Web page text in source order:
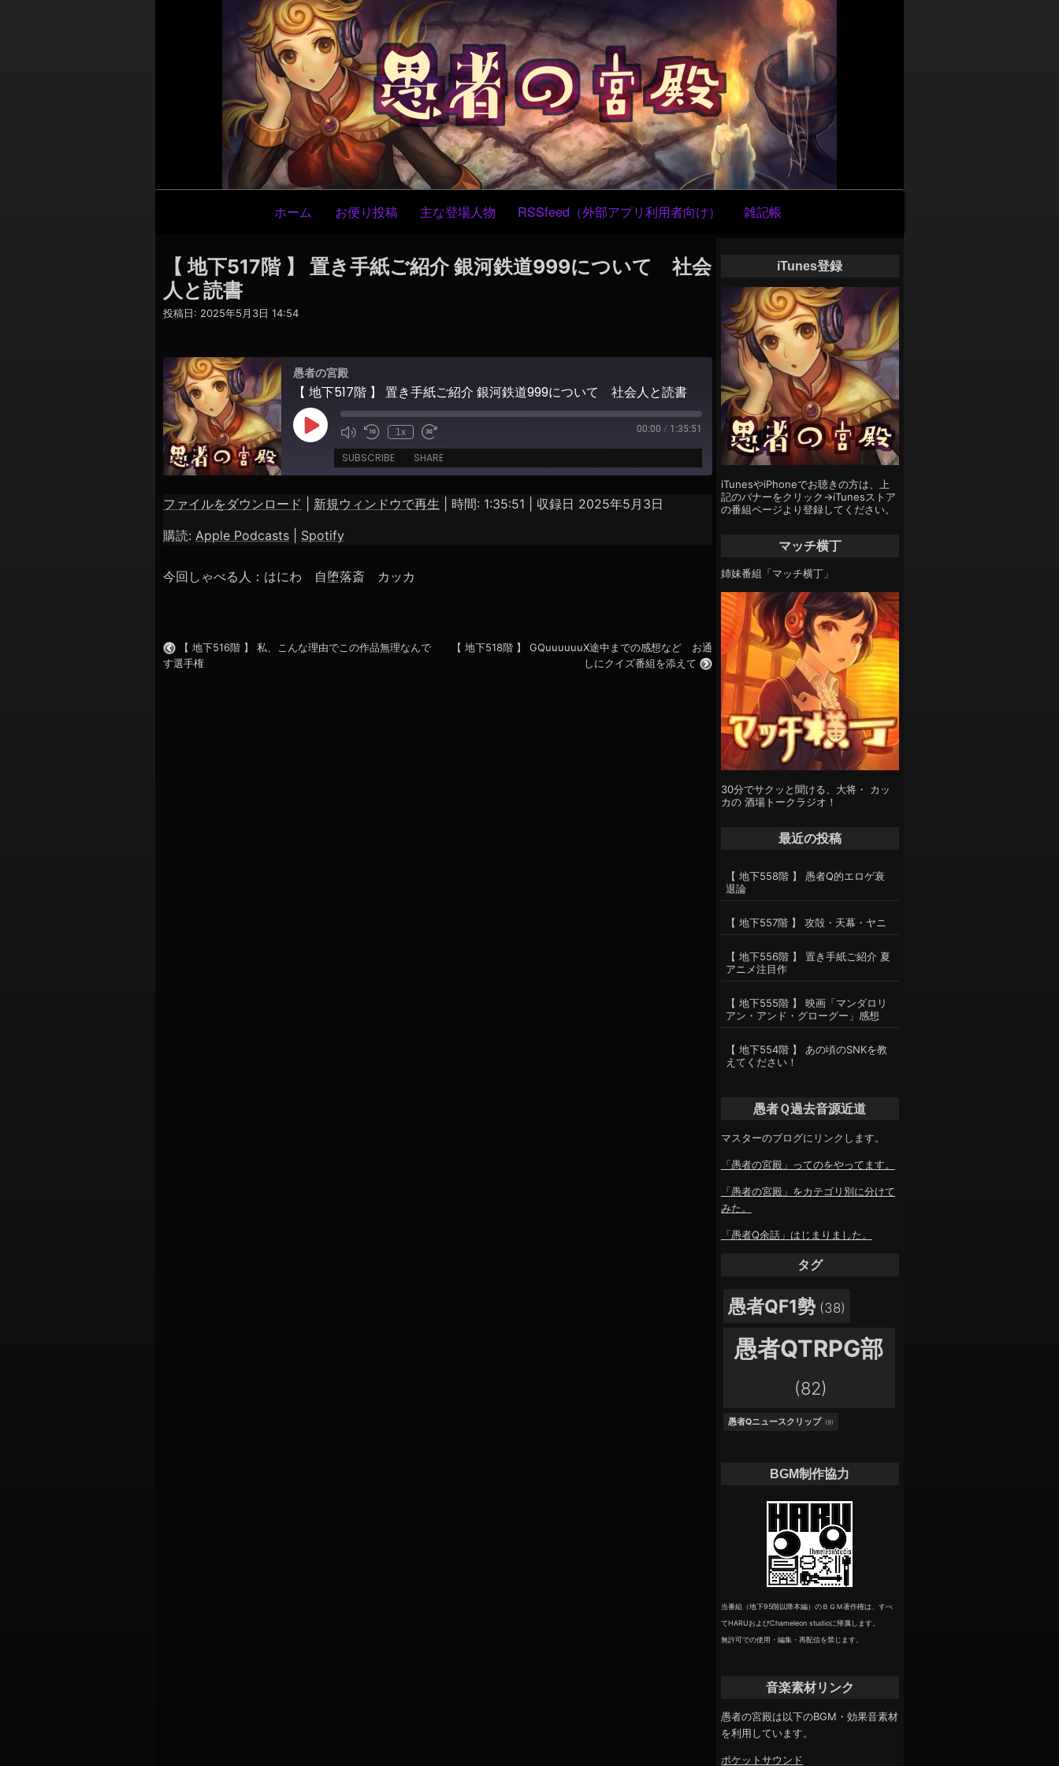
ン
テ
ン
ツ
へ
ス
キ
ッ
プ
ビ
ゲ
シ
ョ
ン
ホーム お便り投稿 主な登場人物 RSSfeed（外部アプリ利用者向け） 雑記帳
【 地下517階 】 置き手紙ご紹介 銀河鉄道999について 社会
人と読書
投稿日: 2025年5月3日 14:54
愚者の宮殿
【 地下517階 】 置き手紙ご紹介 銀河鉄道999について 社会人と読書
Play
Episode
1x 00:00 / 1:35:51
SUBSCRIBE SHARE
Apple Podcasts Spotify
SHARE
ファイルをダウンロード 新規ウィンドウで再生 時間: 1:35:51
収録日 2025年5月3日
購読: Apple Podcasts Spotify
今回しゃべる人：はにわ 自堕落斎 カッカ
【 地下516階 】 私、こんな理由でこの作品無理なんで
す選手権
【 地下518階 】 GQuuuuuuX途中までの感想など お通
しにクイズ番組を添えて
iTunes登録
iTunesやiPhoneでお聴きの方は、上
記のバナーをクリック→iTunesストア
の番組ページより登録してください。
マッチ横丁
姉妹番組「マッチ横丁」
30分でサクッと聞ける、大将・ カッ
カの 酒場トークラジオ！
最近の投稿
【 地下558階 】 愚者Q的エロゲ衰
退論
【 地下557階 】 攻殻・天幕・ヤニ
【 地下556階 】 置き手紙ご紹介 夏
アニメ注目作
【 地下555階 】 映画「マンダロリ
アン・アンド・グローグー」感想
【 地下554階 】 あの頃のSNKを教
えてください！
愚者Ｑ過去音源近道
マスターのブログにリンクします。
「愚者の宮殿」ってのをやってます。
「愚者の宮殿」をカテゴリ別に分けて
みた。
「愚者Q余話」はじまりました。
タグ
愚者QF1勢 (38)
愚者QTRPG部
(82)
愚者Qニュースクリップ (9)
BGM制作協力
当番組（地下95階以降本編）のＢＧＭ著作権は、すべ
てHARUおよびChameleon studioに帰属します。
無許可での使用・編集・再配信を禁じます。
音楽素材リンク
愚者の宮殿は以下のBGM・効果音素材
を利用しています。
ポケットサウンド